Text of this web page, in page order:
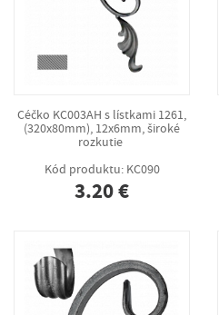
Céčko KC003AH s lístkami 1261,
(320x80mm), 12x6mm, široké
rozkutie
Kód produktu: KC090
3.20 €